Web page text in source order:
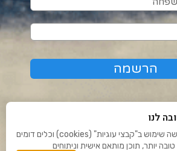
לנו
לידיעתכם, באתר זה נעשה שימוש ב"קבצי עוגיות" (cookies) וכלים דומים
יותר, תוכן מותאם אישית וניתוחים